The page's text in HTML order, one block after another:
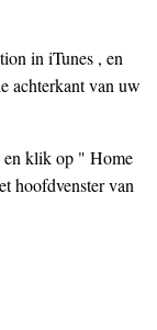
in iTunes , en
achterkant van uw
klik op " Home
hoofdvenster van